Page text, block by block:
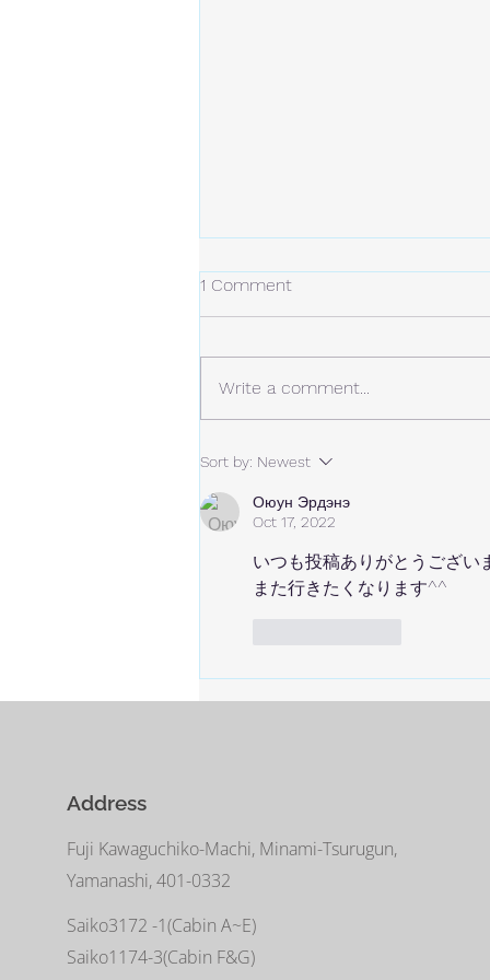
冬の日
今年の冬は、今のところ雪は少な
所。 白い雪と青い空。
1 Comment
Write a comment...
Sort by: Newest
Оюун Эрдэнэ
Oct 17, 2022
いつも投稿ありがとうござい
また行きたくなります^^
Address
Fuji Kawaguchiko-Machi, Minami-Tsurugun,
Yamanashi, 401-0332
Saiko3172 -1(Cabin A~E)
Saiko1174-3(​Cabin F&G)